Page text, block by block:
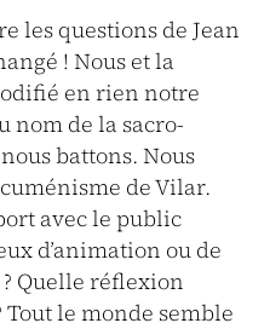
les questions de Jean
! Nous et la
en rien notre
nom de la sacro-
battons. Nous
de Vilar.
avec le public
d’animation ou de
Quelle réflexion
Tout le monde semble